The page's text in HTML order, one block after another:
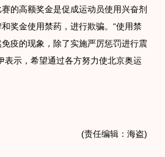
高额奖金是促成运动员使用兴奋剂
奖金使用禁药，进行欺骗。“使用禁
疫的现象，除了实施严厉惩罚进行震
表示，希望通过各方努力使北京奥运
(责任编辑：海盗)